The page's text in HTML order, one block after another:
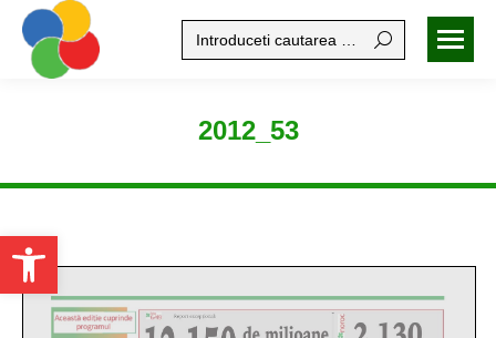
Open toolbar
Search:
2012_53